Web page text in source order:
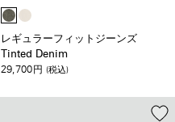
レギュラーフィットジーンズ
Tinted Denim
29,700円 (税込)